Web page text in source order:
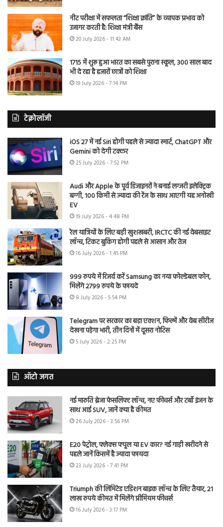
नीट परीक्षा में सफलता “शिक्षा क्रांति” के व्यापक प्रभाव को
उजागर करती है: शिक्षा मंत्री बैंस
20 July 2026 - 11:43 AM
1715 में शुरू हुआ भारत का सबसे पुराना स्कूल, 300 साल बाद
भी दे रहा है हजारों छात्रों को शिक्षा
19 July 2026 - 7:14 PM
टेक्नोलॉजी
iOS 27 में नई Siri होगी पहले से ज्यादा स्मार्ट, ChatGPT और
Gemini को देगी टक्कर
25 July 2026 - 7:52 PM
Audi और Apple के पूर्व डिजाइनरों ने बनाई लग्जरी इलेक्ट्रिक
बग्गी, 100 किमी से ज्यादा की रेंज के साथ आएगी यह अनोखी
EV
19 July 2026 - 4:48 PM
रेल यात्रियों के लिए बड़ी खुशखबरी, IRCTC की नई वेबसाइट
लॉन्च, टिकट बुकिंग होगी पहले से आसान और तेज
16 July 2026 - 1:45 PM
999 रुपये में रिजर्व करें Samsung का नया फोल्डेबल फोन,
मिलेंगे 2799 रुपये के फायदे
8 July 2026 - 5:54 PM
Telegram पर सरकार का बड़ा एक्शन, फिल्में और वेब सीरीज
देखना पड़ेगा भारी, तीन दिनों में दूसरा नोटिस
5 July 2026 - 2:25 PM
ऑटो जगत
नई मारुति ब्रेजा फेसलिफ्ट लॉन्च, नए फीचर्स और टर्बो इंजन के
साथ आई SUV, जानें क्या है कीमत
26 July 2026 - 3:56 PM
E20 पेट्रोल, फ्लेक्स फ्यूल या EV कार? नई गाड़ी खरीदने से
पहले जानें किसमें है ज्यादा फायदा
23 July 2026 - 7:41 PM
Triumph की लिमिटेड एडिशन बाइक लॉन्च के लिए तैयार, 21
लाख रुपये कीमत में मिलेंगे प्रीमियम फीचर्स
16 July 2026 - 3:17 PM